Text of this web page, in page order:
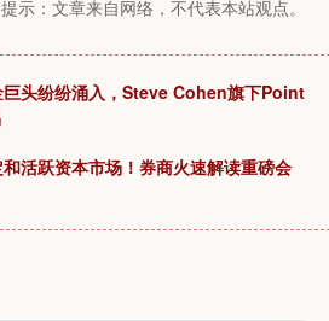
示：文章来自网络，不代表本站观点。
巨头纷纷涌入，Steve Cohen旗下Point
活跃资本市场！券商火速解读重磅会